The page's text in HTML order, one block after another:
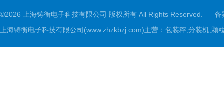
©2026 上海铸衡电子科技有限公司 版权所有 All Rights Reserved.
备
上海铸衡电子科技有限公司(www.zhzkbzj.com)主营： 包装秤,分装机,颗